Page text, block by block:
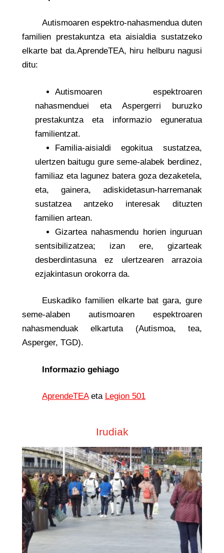
Autismoaren espektro-nahasmendua duten
familien prestakuntza eta aisialdia sustatzeko
elkarte bat da.AprendeTEA, hiru helburu nagusi
ditu:
Autismoaren espektroaren
nahasmenduei eta Aspergerri buruzko
prestakuntza eta informazio eguneratua
familientzat.
Familia-aisialdi egokitua sustatzea,
ulertzen baitugu gure seme-alabek berdinez,
familiaz eta lagunez batera goza dezaketela,
eta, gainera, adiskidetasun-harremanak
sustatzea antzeko interesak dituzten
familien artean.
Gizartea nahasmendu horien inguruan
sentsibilizatzea; izan ere, gizarteak
desberdintasuna ez ulertzearen arrazoia
ezjakintasun orokorra da.
Euskadiko familien elkarte bat gara, gure
seme-alaben autismoaren espektroaren
nahasmenduak elkartuta (Autismoa, tea,
Asperger, TGD).
Informazio gehiago
AprendeTEAeta Legion 501
Irudiak